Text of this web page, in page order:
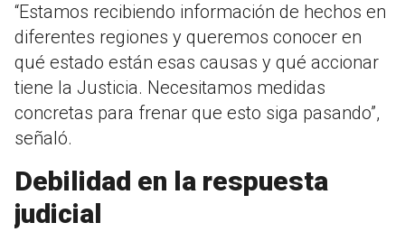
“Estamos recibiendo información de hechos en
diferentes regiones y queremos conocer en
qué estado están esas causas y qué accionar
tiene la Justicia. Necesitamos medidas
concretas para frenar que esto siga pasando”,
señaló.
Debilidad en la respuesta
judicial